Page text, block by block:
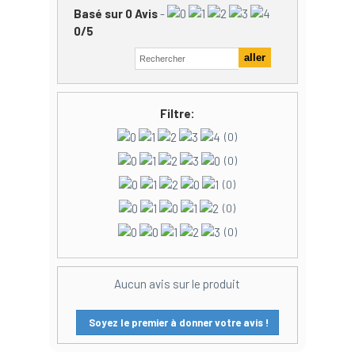
Basé sur 0Avis-
0/5
Filtre:
(0)
(0)
(0)
(0)
(0)
Aucun avis sur le produit
Soyez le premier à donner votre avis !